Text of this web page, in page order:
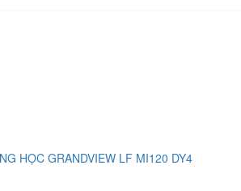
HỌC GRANDVIEW LF MI120 DY4